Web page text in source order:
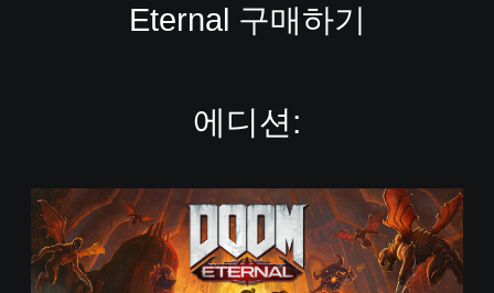
Eternal 구매하기
에디션:
S
t
a
n
d